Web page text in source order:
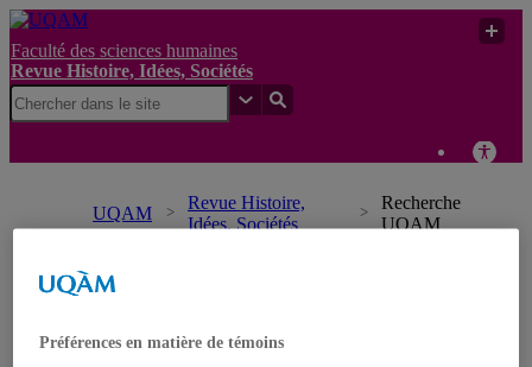
Faculté des sciences humaines
Revue Histoire, Idées, Sociétés
UQAM
Revue Histoire,
Idées, Sociétés
Recherche
UQAM
Accueil
Préférences en matière de témoins